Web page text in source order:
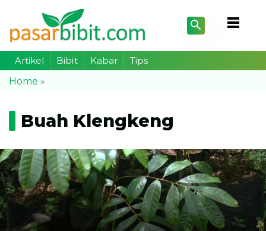
Artikel Bibit Kabar
Tips
Home »
Buah Klengkeng